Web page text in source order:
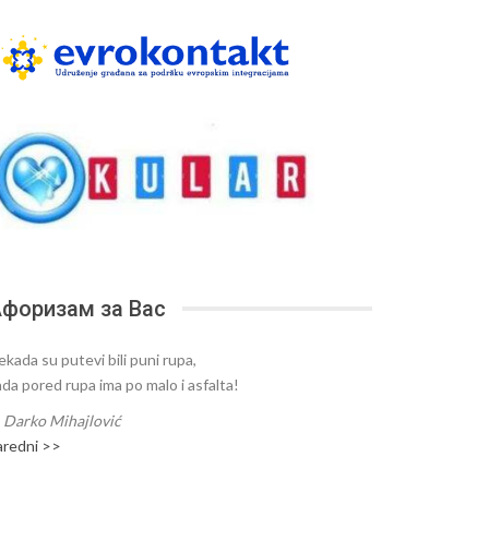
за Вас
su putevi bili puni rupa,
pored rupa ima po malo i asfalta!
Darko Mihajlović
>>